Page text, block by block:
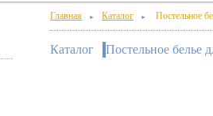
Главная ► Каталог ► Постельное
Каталог Постельное белье